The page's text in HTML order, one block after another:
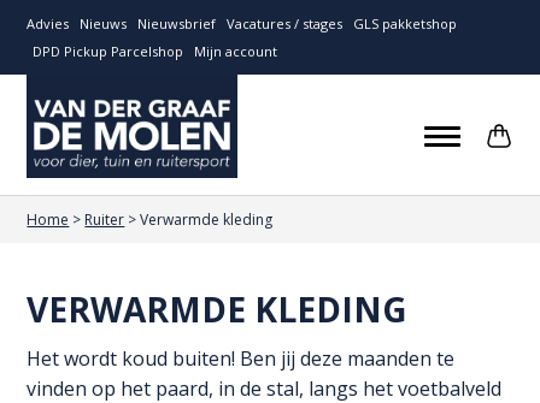
Advies Nieuws Nieuwsbrief Vacatures / stages
GLS pakketshop
DPD Pickup Parcelshop
Mijn account
Home > Ruiter >Verwarmde kleding
VERWARMDE KLEDING
Het wordt koud buiten! Ben jij deze maanden te
vinden op het paard, in de stal, langs het voetbalveld